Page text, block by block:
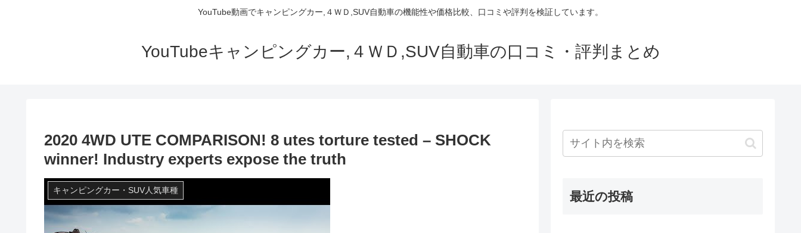
YouTube動画でキャンピングカー,４ＷＤ,SUV自動車の機能性や価格比較、口コミや評判を検証しています。
YouTubeキャンピングカー,４ＷＤ,SUV自動車の口コミ・評判まとめ
2020 4WD UTE COMPARISON! 8 utes torture tested – SHOCK
winner! Industry experts expose the truth
キャンピングカー・SUV人気車種 最近の投稿